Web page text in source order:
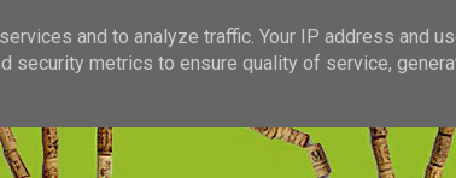
and to analyze traffic. Your IP address and
security metrics to ensure quality of service,